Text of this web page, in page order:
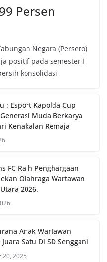
Persen
Negara (Persero)
positif pada semester I
konsolidasi
: Esport Kapolda Cup
Muda Berkarya
Kenakalan Remaja
FC Raih Penghargaan
Olahraga Wartawan
2026.
Anak Wartawan
Satu Di SD Senggani
20, 2025